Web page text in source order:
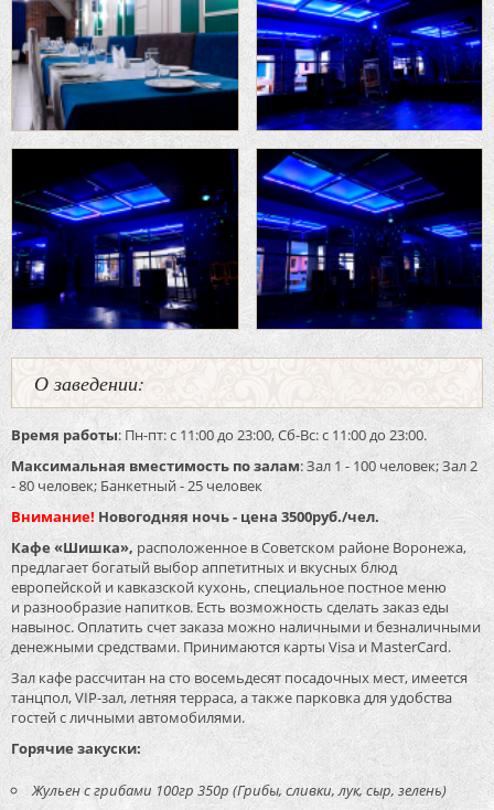
О заведении:
Время работы: Пн-пт: с 11:00 до 23:00, Сб-Вс: с 11:00 до 23:00.
Максимальная вместимость по залам: Зал 1 - 100 человек; Зал 2
- 80 человек; Банкетный - 25 человек
Внимание! Новогодняя ночь - цена 3500руб./чел.
Кафе «Шишка», расположенное в Советском районе Воронежа,
предлагает богатый выбор аппетитных и вкусных блюд
европейской и кавказской кухонь, специальное постное меню
и разнообразие напитков. Есть возможность сделать заказ еды
навынос. Оплатить счет заказа можно наличными и безналичными
денежными средствами. Принимаются карты Visa и MasterCard.
Зал кафе рассчитан на сто восемьдесят посадочных мест, имеется
танцпол, VIP-зал, летняя терраса, а также парковка для удобства
гостей с личными автомобилями.
Горячие закуски:
Жульен с грибами 100гр 350р (Грибы, сливки, лук, сыр, зелень)